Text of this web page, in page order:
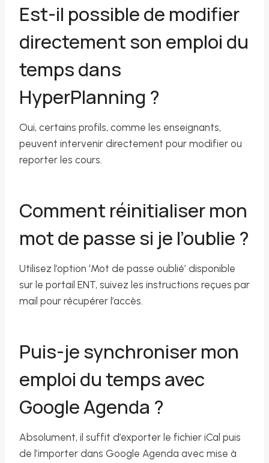
Est-il possible de modifier
directement son emploi du
temps dans
HyperPlanning ?
Oui, certains profils, comme les enseignants,
peuvent intervenir directement pour modifier ou
reporter les cours.
Comment réinitialiser mon
mot de passe si je l’oublie ?
Utilisez l’option ‘Mot de passe oublié’ disponible
sur le portail ENT, suivez les instructions reçues par
mail pour récupérer l’accès.
Puis-je synchroniser mon
emploi du temps avec
Google Agenda ?
Absolument, il suffit d’exporter le fichier iCal puis
de l’importer dans Google Agenda avec mise à